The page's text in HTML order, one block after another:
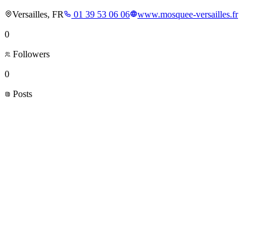
Versailles, FR
01 39 53 06 06
www.mosquee-versailles.fr
0
Followers
0
Posts